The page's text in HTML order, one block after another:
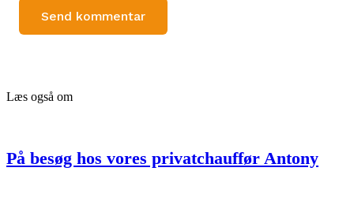
Læs også om
På besøg hos vores privatchauffør Antony